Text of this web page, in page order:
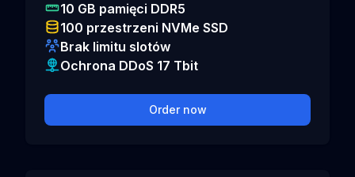
10 GB pamięci DDR5
100 przestrzeni NVMe SSD
Brak limitu slotów
Ochrona DDoS 17 Tbit
Order now